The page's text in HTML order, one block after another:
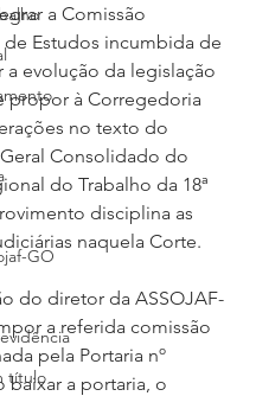
GO
título
a Comissão
de Estudos incumbida de
a evolução da legislação
propor à Corregedoria
no texto do
Consolidado do
do Trabalho da 18ª
disciplina as
naquela Corte.
do diretor da ASSOJAF-
a referida comissão
pela Portaria nº
baixar a portaria, o